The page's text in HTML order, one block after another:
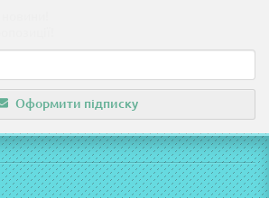
Оформити підписку